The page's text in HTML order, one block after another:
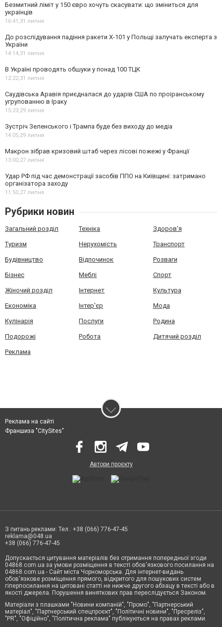
Безмитний ліміт у 150 євро хочуть скасувати: що зміниться для
українців
16:41,31 липня
До розслідування падіння ракети Х-101 у Польщі залучать експерта з
України
14:14,31 липня
В Україні проводять обшуки у понад 100 ТЦК
12:22,31 липня
Саудівська Аравія приєдналася до ударів США по проіранському
угрупованню в Іраку
15:23,29 липня
Зустріч Зеленського і Трампа буде без виходу до медіа
14:05,29 липня
Макрон зібрав кризовий штаб через лісові пожежі у Франції
13:00,27 липня
Удар РФ під час демонстрації засобів ППО на Київщині: затримано
організатора заходу
11:50,27 липня
Рубрики новин
Загальний розділ Техніка Здоров'я
Туризм Нерухомість Транспорт
Будівництво Відпочинок Розваги
Бізнес Меблі Спорт
Жіночий розділ Інтернет Культура
Економіка Інтер'єр Мода
Кулінарія Послуги Родина
Подорожі Робота Дитячий розділ
Реклама
Реклама на сайті
Франшиза "CitySites"
Автори проєкту
З питань реклами: Тел.: +38 (066) 776-47-45
reklama@048.ua
+38 (066) 776-47-45
Допускається цитування матеріалів без отримання попередньої згоди
04868.com.ua за умови розміщення в тексті обов'язкового посилання на
04868.com.ua - Сайт міста Чорноморська. Для інтернет-видань
обов'язкове розміщення прямого, відкритого для пошукових систем
гіперпосилання на цитовані статті не нижче другого абзацу в тексті або в
якості джерела. Порушення виняткових прав переслідується Законом.
Матеріали з плашками "Новини компаній", "Промо", "Партнерський
матеріал", "Партнерський спецпроєкт", "Політичні новини", "Пресреліз",
"PR", "Офіційно", "Політична реклама" публікуються на правах реклами.